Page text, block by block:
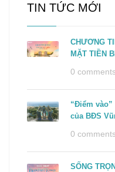
TIN TỨC MỚI
CHƯƠNG
MẶT TIỀN
0
“Điểm
của BĐS
0
SỐNG